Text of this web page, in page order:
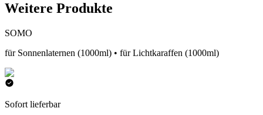
Weitere Produkte
SOMO
für Sonnenlaternen (1000ml) • für Lichtkaraffen (1000ml)
Sofort lieferbar